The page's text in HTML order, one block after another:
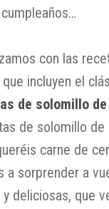
con las
incluyen el
de solomillo
de solomillo de
carne de
a sorprender a
deliciosas, que